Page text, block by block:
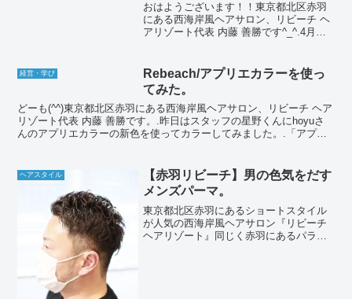
おはようございます！！東京都北区赤羽
にある西海岸風ヘアサロン、リビーチ ヘ
アリゾート代表 内藤 善勝です^_^.4月か
たり前の習慣を壊す作業を自分の中でや
っています。...
経営・学び
Rebeach/アプリエカラーを使っ
てみた。
どーも(^^)東京都北区赤羽にある西海岸風ヘアサロン、リビーチ ヘア
リゾート代表 内藤 善勝です。.昨日はスタッフの星野くんにhoyuさ
んのアプリエカラーの新色を使ってカラーしてみました。.「アプリ
ヘアスタイル
【赤羽リビーチ】男の色気をだす
メンズパーマ。
東京都北区赤羽にあるショートスタイル
が人気の西海岸風ヘアサロン『リビーチ
ヘアリゾート』同じく赤羽にあるパラジ